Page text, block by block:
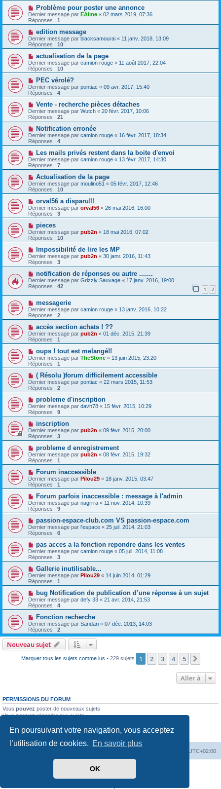
En poursuivant votre navigation, vous acceptez
l’utilisation de cookies. En savoir plus
OK
Problème pour poster une annonce
Dernier message par EAime « 02 mars 2019, 07:36
Réponses : 1
edition message
Dernier message par blacksamourai « 11 janv. 2018, 13:09
Réponses : 10
actualisation de la page
Dernier message par camion rouge « 11 août 2017, 22:04
Réponses : 10
PEC vérolé?
Dernier message par pontiac « 09 avr. 2017, 15:40
Réponses : 4
Vente - recherche pièces détaches
Dernier message par Wutch « 20 févr. 2017, 10:06
Réponses : 21
Notification erronée
Dernier message par camion rouge « 16 févr. 2017, 18:34
Réponses : 4
Les mails privés restent dans la boite d'envoi
Dernier message par camion rouge « 13 févr. 2017, 14:30
Réponses : 7
Actualisation de la page
Dernier message par moulino51 « 05 févr. 2017, 12:46
Réponses : 10
orval56 a disparu!!!
Dernier message par orval56 « 26 mai 2016, 16:00
Réponses : 3
pieces
Dernier message par pub2n « 18 mai 2016, 07:02
Réponses : 10
Impossibilité de lire les MP
Dernier message par pub2n « 30 janv. 2016, 11:43
Réponses : 3
notification de réponses ou autre .......
Dernier message par Grizzly Sauvage « 17 janv. 2016, 19:00
Réponses : 42 1 2
messagerie
Dernier message par camion rouge « 13 janv. 2016, 10:22
Réponses : 2
accès section achats ! ??
Dernier message par pub2n « 01 déc. 2015, 21:39
Réponses : 1
oups ! tout est melangé!!
Dernier message par TheStone « 13 juin 2015, 23:20
Réponses : 1
( Résolu )forum difficilement accessible
Dernier message par pontiac « 22 mars 2015, 11:53
Réponses : 2
probleme d'inscription
Dernier message par davh78 « 15 févr. 2015, 10:29
Réponses : 9
inscription
Dernier message par pub2n « 09 févr. 2015, 20:00
Réponses : 3
probleme d enregistrement
Dernier message par pub2n « 08 févr. 2015, 19:32
Réponses : 1
Forum inaccessible
Dernier message par Pilou29 « 18 janv. 2015, 03:47
Réponses : 1
Forum parfois inaccessible : message à l'admin
Dernier message par nagrrra « 11 nov. 2014, 10:39
Réponses : 9
passion-espace-club.com VS passion-espace.com
Dernier message par l'espace « 25 juil. 2014, 21:03
Réponses : 6
pas acces a la fonction repondre dans les ventes
Dernier message par camion rouge « 05 juil. 2014, 11:08
Réponses : 3
Gallerie inutilisable...
Dernier message par Pilou29 « 14 juin 2014, 01:29
Réponses : 1
bug Notification de publication d’une réponse à un sujet
Dernier message par defy 33 « 21 avr. 2014, 21:53
Réponses : 4
Fonction recherche
Dernier message par Sandari « 07 déc. 2013, 14:03
Réponses : 2
Nouveau sujet
Marquer tous les sujets comme lus • 229 sujets 1 2 3 4 5
Aller à
PERMISSIONS DU FORUM
Vous pouvez poster de nouveaux sujets
Vouspouvezrépondre aux sujets
Vousne pouvez passupprimer vos messages
ne pouvez pas joindre des fichiers
UTC+02:00
phpBB ® Forum Software © phpBB Limited
Traduit parphpBB-fr.com